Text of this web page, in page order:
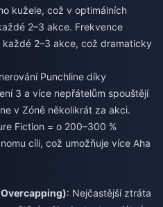
kužele, což v optimálních
2–3 akce. Frekvence
2–3 akce, což dramaticky
Punchline díky
3 a více nepřátelům spouštějí
v Zóně několikrát za akci.
Fiction = o 200–300 %
cíli, což umožňuje více Aha
: Nejčastější ztráta